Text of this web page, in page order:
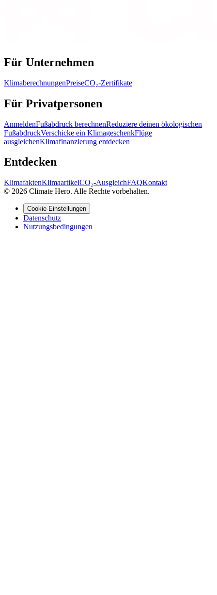
Für Unternehmen
KlimaberechnungenPreiseCO₂-Zertifikate
Für Privatpersonen
AnmeldenFußabdruck berechnenReduziere deinen ökologischen
FußabdruckVerschicke ein KlimageschenkFlüge
ausgleichenKlimafinanzierung entdecken
Entdecken
KlimafaktenKlimaartikelCO₂-AusgleichFAQKontakt
© 2026 Climate Hero. Alle Rechte vorbehalten.
Cookie-Einstellungen
Datenschutz
Nutzungsbedingungen